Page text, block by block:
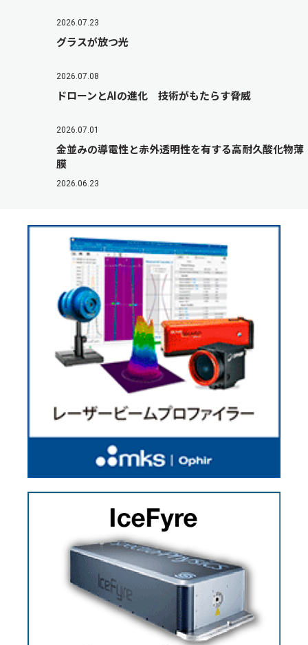
2026.07.23
グラスが放つ光
2026.07.08
ドローンとAIの進化 技術がもたらす脅威
2026.07.01
金並みの導電性と赤外透明性を有する高耐久酸化物薄
膜
2026.06.23